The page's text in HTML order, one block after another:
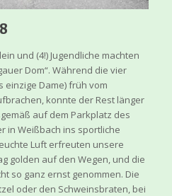
und (4!) Jugendliche machten
Dom“. Während die vier
einzige Dame) früh vom
konnte der Rest länger
auf dem Parkplatz des
in Weißbach ins sportliche
Luft erfreuten unsere
golden auf den Wegen, und die
so ganz ernst genommen. Die
oder den Schweinsbraten, bei